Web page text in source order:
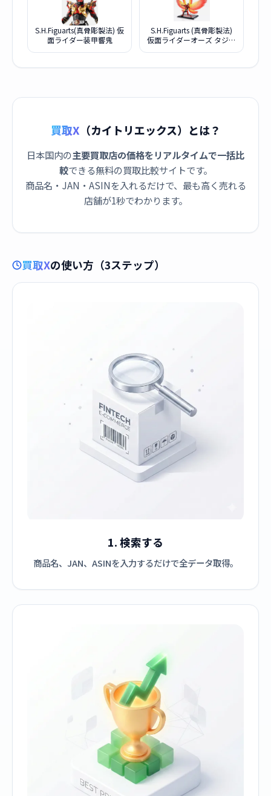
S.H.Figuarts(真骨彫製法) 仮
面ライダー装甲響鬼
S.H.Figuarts (真骨彫製法)
仮面ライダーオーズ タジャ
買取X （カイトリエックス）とは？
日本国内の主要買取店の価格をリアルタイムで一括比
較できる無料の買取比較サイトです。
商品名・JAN・ASINを入れるだけで、最も高く売れる
店舗が1秒でわかります。
買取Xの使い方（3ステップ）
1. 検索する
商品名、JAN、ASINを入力するだけで全データ取得。